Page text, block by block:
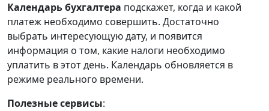
Календарьбухгалтера подскажет, когда и какой
платеж необходимо совершить. Достаточно
выбрать интересующую дату, и появится
информация о том, какие налоги необходимо
уплатить в этот день. Календарь обновляется в
режиме реального времени.
Полезные сервисы: